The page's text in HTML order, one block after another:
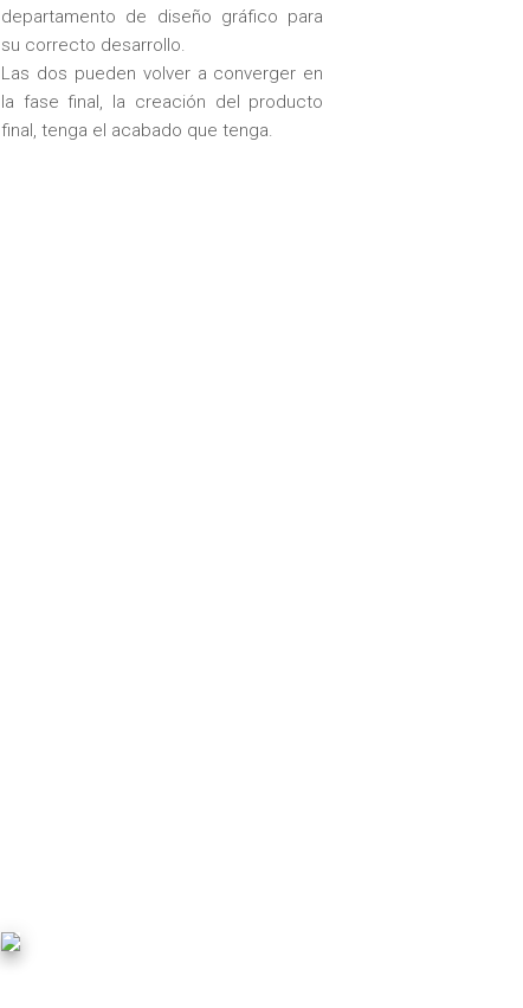
departamento de diseño gráfico para
su correcto desarrollo.
Las dos pueden volver a converger en
la fase final, la creación del producto
final, tenga el acabado que tenga.